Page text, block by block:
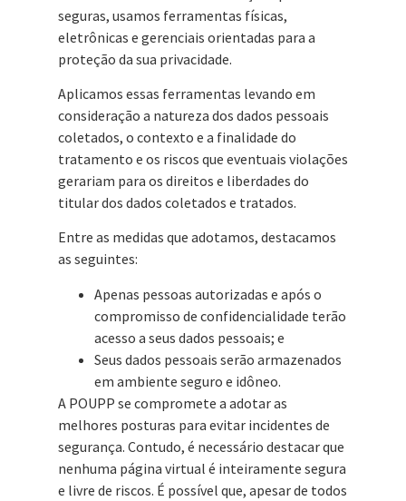
seguras, usamos ferramentas físicas,
eletrônicas e gerenciais orientadas para a
proteção da sua privacidade.
Aplicamos essas ferramentas levando em
consideração a natureza dos dados pessoais
coletados, o contexto e a finalidade do
tratamento e os riscos que eventuais violações
gerariam para os direitos e liberdades do
titular dos dados coletados e tratados.
Entre as medidas que adotamos, destacamos
as seguintes:
Apenas pessoas autorizadas e após o
compromisso de confidencialidade terão
acesso a seus dados pessoais; e
Seus dados pessoais serão armazenados
em ambiente seguro e idôneo.
A POUPP se compromete a adotar as
melhores posturas para evitar incidentes de
segurança. Contudo, é necessário destacar que
nenhuma página virtual é inteiramente segura
e livre de riscos. É possível que, apesar de todos